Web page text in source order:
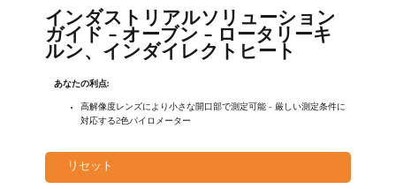
インダストリアルソリューション
ガイド - オーブン - ロータリーキ
ルン、インダイレクトヒート
あなたの利点:
高解像度レンズにより小さな開口部で測定可能 - 厳しい測定条件に
対応する2色パイロメーター
リセット